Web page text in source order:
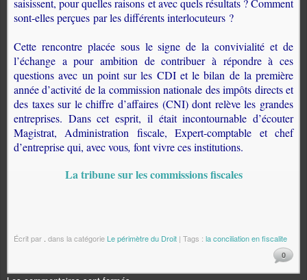
saisissent, pour quelles raisons et avec quels résultats ? Comment
sont-elles perçues par les différents interlocuteurs ?
Cette rencontre placée sous le signe de la convivialité et de
l’échange a pour ambition de contribuer à répondre à ces
questions avec un point sur les CDI et le bilan de la première
année d’activité de la commission nationale des impôts directs et
des taxes sur le chiffre d’affaires (CNI) dont relève les grandes
entreprises. Dans cet esprit, il était incontournable d’écouter
Magistrat, Administration fiscale, Expert-comptable et chef
d’entreprise qui, avec vous, font vivre ces institutions.
La tribune sur les commissions fiscales
Écrit par dans la catégorie Le périmètre du Droit | Tags : la conciliation en fiscalite
0